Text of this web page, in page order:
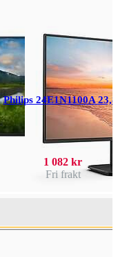
Philips 24E1N1100A
1 082 kr
Fri frakt